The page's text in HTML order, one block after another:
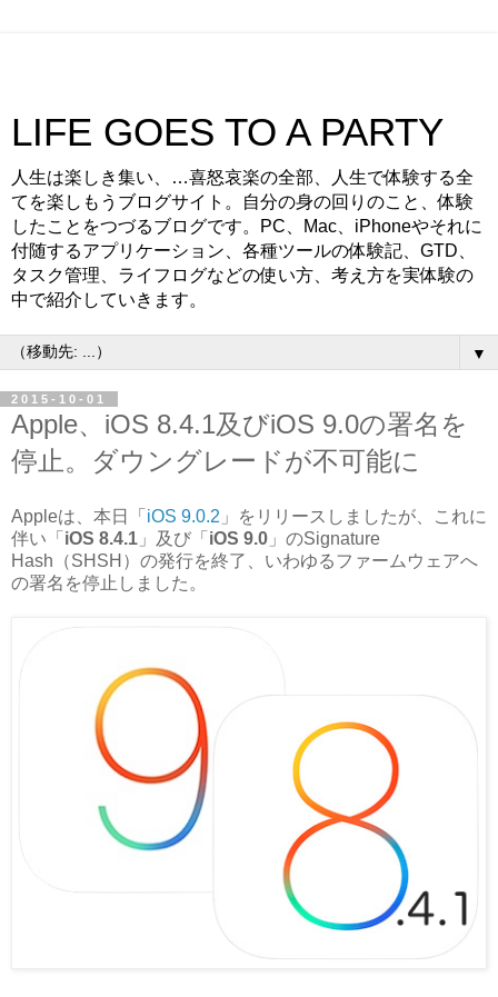
LIFE GOES TO A PARTY
人生は楽しき集い、…喜怒哀楽の全部、人生で体験する全
てを楽しもうブログサイト。自分の身の回りのこと、体験
したことをつづるブログです。PC、Mac、iPhoneやそれに
付随するアプリケーション、各種ツールの体験記、GTD、
タスク管理、ライフログなどの使い方、考え方を実体験の
中で紹介していきます。
▼
2015-10-01
Apple、iOS 8.4.1及びiOS 9.0の署名を
停止。ダウングレードが不可能に
Appleは、本日「 iOS 9.0.2 」をリリースしましたが、これに
伴い「 iOS 8.4.1 」及び「 iOS 9.0 」のSignature
Hash（SHSH）の発行を終了、いわゆるファームウェアへ
の署名を停止しました。